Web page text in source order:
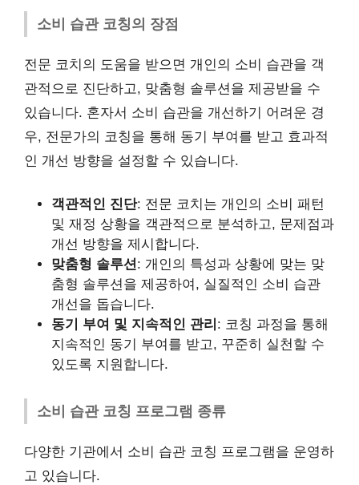
소비 습관 코칭의 장점
전문 코치의 도움을 받으면 개인의 소비 습관을 객
관적으로 진단하고, 맞춤형 솔루션을 제공받을 수
있습니다. 혼자서 소비 습관을 개선하기 어려운 경
우, 전문가의 코칭을 통해 동기 부여를 받고 효과적
인 개선 방향을 설정할 수 있습니다.
객관적인 진단: 전문 코치는 개인의 소비 패턴
및 재정 상황을 객관적으로 분석하고, 문제점과
개선 방향을 제시합니다.
맞춤형 솔루션 : 개인의 특성과 상황에 맞는 맞
춤형 솔루션을 제공하여, 실질적인 소비 습관
개선을 돕습니다.
동기 부여 및 지속적인 관리 : 코칭 과정을 통해
지속적인 동기 부여를 받고, 꾸준히 실천할 수
있도록 지원합니다.
소비 습관 코칭 프로그램 종류
다양한 기관에서 소비 습관 코칭 프로그램을 운영하
고 있습니다.